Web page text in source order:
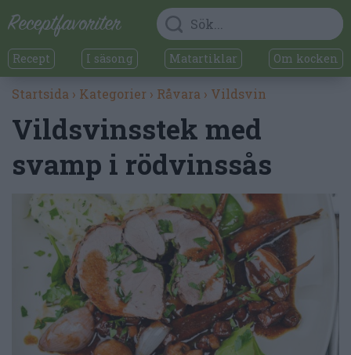
Recept I säsong Matartiklar Om kocken
Startsida › Kategorier › Råvara › Vildsvin
Vildsvinsstek med
svamp i rödvinssås